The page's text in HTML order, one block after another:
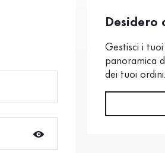
Desidero
Gestisci i
panoramica
dei tuoi